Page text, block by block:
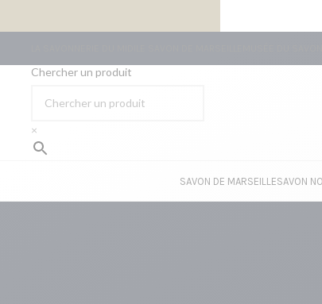
Chercher un produit
×
SAVON DE MARSEILLESAVON